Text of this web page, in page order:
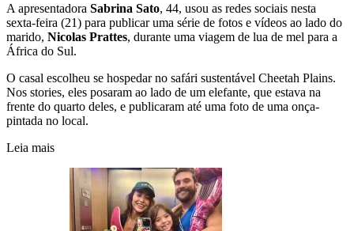
A apresentadora Sabrina Sato, 44, usou as redes sociais nesta
sexta-feira (21) para publicar uma série de fotos e vídeos ao lado do
marido, Nicolas Prattes, durante uma viagem de lua de mel para a
África do Sul.
O casal escolheu se hospedar no safári sustentável Cheetah Plains.
Nos stories, eles posaram ao lado de um elefante, que estava na
frente do quarto deles, e publicaram até uma foto de uma onça-
pintada no local.
Leia mais